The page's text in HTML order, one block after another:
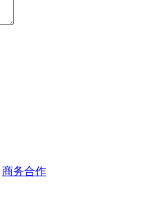
商务合作